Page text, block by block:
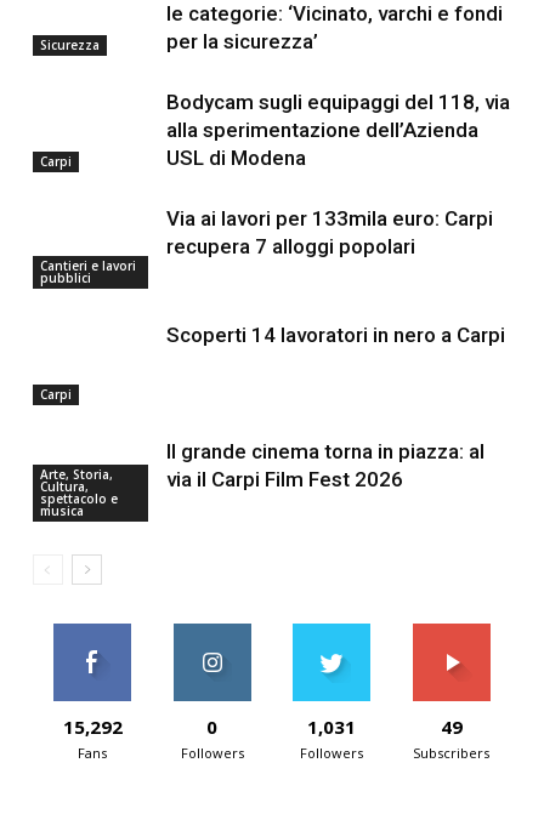
Sicurezza
le categorie: ‘Vicinato, varchi e fondi
per la sicurezza’
Carpi
Bodycam sugli equipaggi del 118, via
alla sperimentazione dell’Azienda
USL di Modena
Cantieri e lavori
pubblici
Via ai lavori per 133mila euro: Carpi
recupera 7 alloggi popolari
Carpi
Scoperti 14 lavoratori in nero a Carpi
Arte, Storia,
Cultura,
spettacolo e
musica
Il grande cinema torna in piazza: al
via il Carpi Film Fest 2026
15,292
Fans
0
Followers
1,031
Followers
49
Subscribers